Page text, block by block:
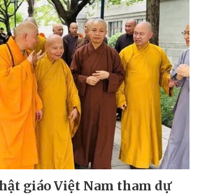
giáo Việt Nam tham dự